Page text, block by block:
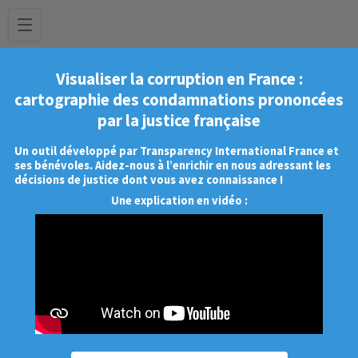
Visualiser la corruption en France :
cartographie des condamnations prononcées
par la justice française
Un outil développé par Transparency International France et
ses bénévoles. Aidez-nous à l’enrichir en nous adressant les
décisions de justice dont vous avez connaissance !
Une explication en vidéo :